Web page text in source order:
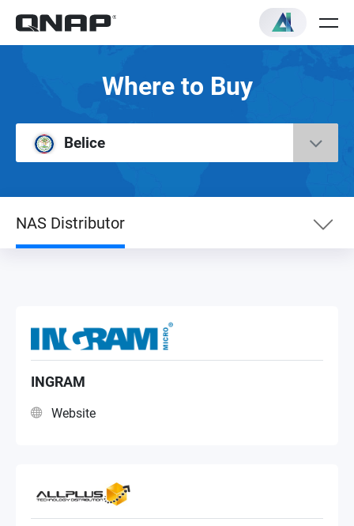
Where to Buy
Belice
NAS Distributor
INGRAM
Website